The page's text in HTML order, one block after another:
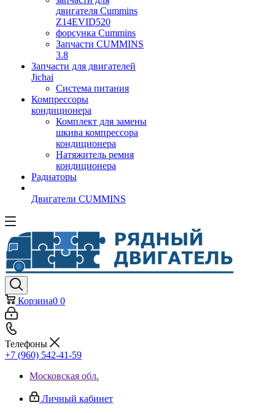
двигателя Cummins
Z14EVID520
форсунка Cummins
Запчасти CUMMINS
3.8
Запчасти для двигателей
Jichai
Система питания
Компрессоры
кондиционера
Комплект для замены
шкива компрессора
кондиционера
Натяжитель ремня
кондиционера
Радиаторы
Двигатели CUMMINS
Корзина0 0
Телефоны
+7 (960) 542-41-59
Московская обл.
Личный кабинет